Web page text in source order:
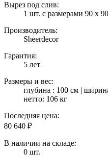
Вырез под слив:
1 шт. с размерами 90 х
Производитель:
Sheerdecor
Гарантия:
5 лет
Размеры и вес:
глубина : 100 см |
нетто: 106 кг
Последняя цена:
80 640 ₽
В наличии на складе:
0 шт.